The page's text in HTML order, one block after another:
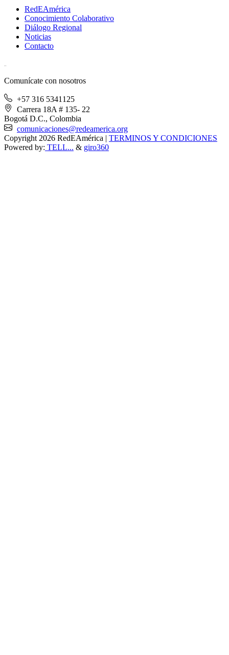
RedEAmérica
Conocimiento Colaborativo
Diálogo Regional
Noticias
Contacto
Comunícate con nosotros
+57 316 5341125
Carrera 18A # 135- 22
Bogotá D.C., Colombia
comunicaciones@redeamerica.org
Copyright 2026 RedEAmérica | TERMINOS Y CONDICIONES
Powered by: TELL... & giro360